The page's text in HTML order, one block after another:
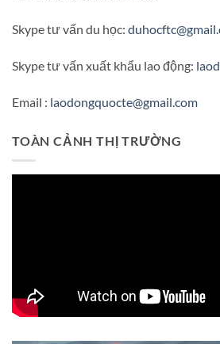
Skype tư vấn du học:
Skype tư vấn xuất khẩu lao động:
Email : laodongquocte@gmail.com
TOÀN CẢNH THỊ TRƯỜNG